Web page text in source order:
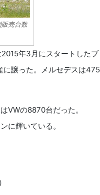
売台数
年3月にスタートしたブ
に譲った。メルセデスは475
VWの8870台だった。
に輝いている。